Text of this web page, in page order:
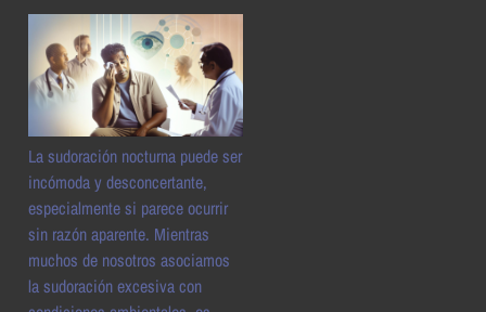
La sudoración nocturna puede ser
incómoda y desconcertante,
especialmente si parece ocurrir
sin razón aparente. Mientras
muchos de nosotros asociamos
la sudoración excesiva con